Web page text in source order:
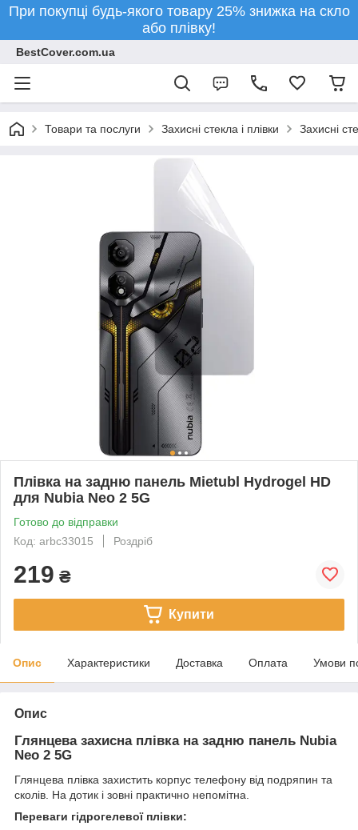
При покупці будь-якого товару 25% знижка на скло
або плівку!
BestCover.com.ua
Товари та послуги Захисні стекла і плівки Захисні
Плівка на задню панель Mietubl Hydrogel HD
для Nubia Neo 2 5G
Готово до відправки
Код: arbc33015
Роздріб
219 ₴
Купити
Опис Характеристики Доставка Оплата Умови
Опис
Глянцева захисна плівка на задню панель Nubia
Neo 2 5G
Глянцева плівка захистить корпус телефону від подряпин та
сколів. На дотик і зовні практично непомітна.
Переваги гідрогелевої плівки: